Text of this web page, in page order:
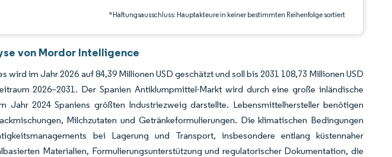
*Haftungsausschluss: Hauptakteure in keiner bestimmten Reihenfolge sortiert
von Mordor Intelligence
wird im Jahr 2026 auf 84,39 Millionen USD geschätzt und soll bis 2031 108,73 Millionen USD
2026–2031. Der Spanien Antiklumpmittel-Markt wird durch eine große inländische
Jahr 2024 Spaniens größten Industriezweig darstellte. Lebensmittelhersteller benötigen
Milchzutaten und Getränkeformulierungen. Die klimatischen Bedingungen
bei Lagerung und Transport, insbesondere entlang küstennaher
Materialien, Formulierungsunterstützung und regulatorischer Dokumentation, die